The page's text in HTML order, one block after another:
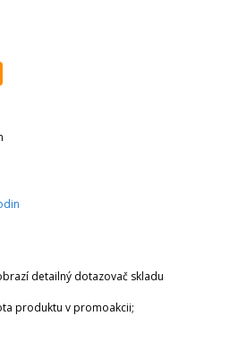
detailný dotazovač skladu
produktu v promoakcii;